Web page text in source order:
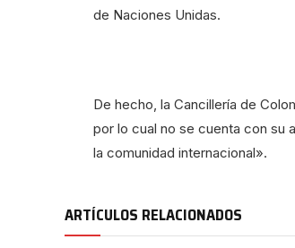
de Naciones Unidas.
De hecho, la Cancillería de
por lo cual no se cuenta con su
la comunidad internacional».
ARTÍCULOS RELACIONADOS